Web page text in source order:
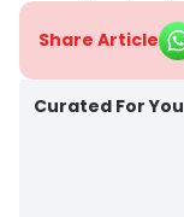
Share Article
Curated For You